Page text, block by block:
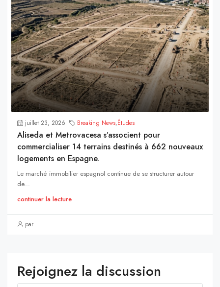
juillet 23, 2026 Breaking News,Études
Aliseda et Metrovacesa s’associent pour
commercialiser 14 terrains destinés à 662 nouveaux
logements en Espagne.
Le marché immobilier espagnol continue de se structurer autour
de...
continuer la lecture
par
Rejoignez la discussion